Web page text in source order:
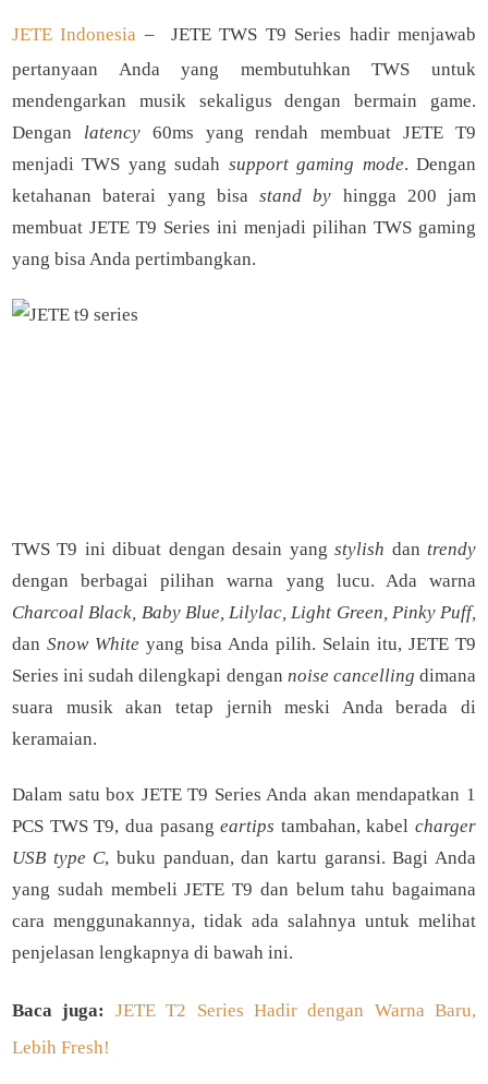
JETE Indonesia – JETE TWS T9 Series hadir menjawab
pertanyaan Anda yang membutuhkan TWS untuk
mendengarkan musik sekaligus dengan bermain game.
Dengan latency60ms yang rendah membuat JETE T9
menjadi TWS yang sudah support gaming mode. Dengan
ketahanan baterai yang bisa stand by hingga 200 jam
membuat JETE T9 Series ini menjadi pilihan TWS gaming
yang bisa Anda pertimbangkan.
TWS T9 ini dibuat dengan desain yangstylish dantrendy
dengan berbagai pilihan warna yang lucu. Ada warna
Charcoal Black, Baby Blue, Lilylac, Light Green, Pinky Puff,
dan Snow White yang bisa Anda pilih. Selain itu, JETE T9
Series ini sudah dilengkapi dengan noise cancellingdimana
suara musik akan tetap jernih meski Anda berada di
keramaian.
Dalam satu box JETE T9 Series Anda akan mendapatkan 1
PCS TWS T9, dua pasangeartips tambahan, kabel charger
USB type C, buku panduan, dan kartu garansi. Bagi Anda
yang sudah membeli JETE T9 dan belum tahu bagaimana
cara menggunakannya, tidak ada salahnya untuk melihat
penjelasan lengkapnya di bawah ini.
Baca juga: JETE T2 Series Hadir dengan Warna Baru,
Lebih Fresh!